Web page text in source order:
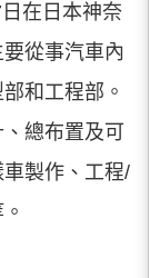
在日本神奈
從事汽車內
和工程部。
總布置及可
製作、工程/